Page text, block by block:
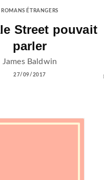
ROMANS ÉTRANGERS
Street pouvait
parler
James Baldwin
27/09/2017